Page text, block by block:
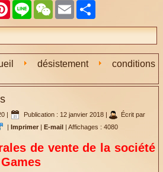
Pinterest
Line WeChatEmail
désistement
conditions
| Publication : 12 janvier 2018 |
Écrit par
| Imprimer | E-mail | Affichages : 4080
de vente de la société